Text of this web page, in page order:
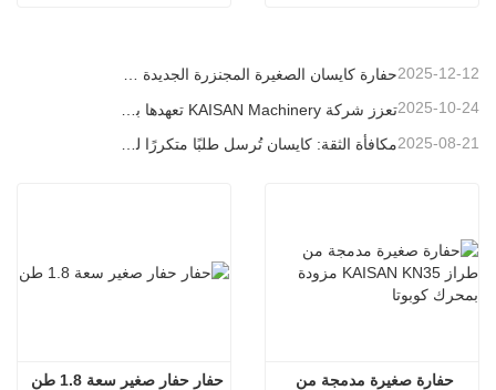
حفارة كايسان الصغيرة المجنزرة الجديدة بوزن 1.2 طن: تصميم بدون ذيل للعمليات في المساحات الضيقة 2025-12-12
2025-10-24
2025-08-21
حفار حفار صغير سعة 1.8 طن